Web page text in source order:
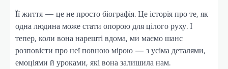
Її життя — це не просто біографія. Це історія про те, як
одна людина може стати опорою для цілого руху. І
тепер, коли вона нарешті вдома, ми маємо шанс
розповісти про неї повною мірою — з усіма деталями,
емоціями й уроками, які вона залишила нам.